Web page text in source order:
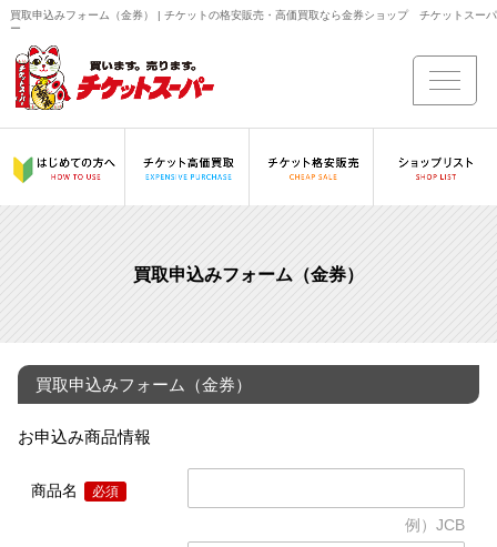
買取申込みフォーム（金券） | チケットの格安販売・高価買取なら金券ショップ チケットスーパ
ー
買取申込みフォーム（金券）
買取申込みフォーム（金券）
お申込み商品情報
商品名 必須
例）JCB